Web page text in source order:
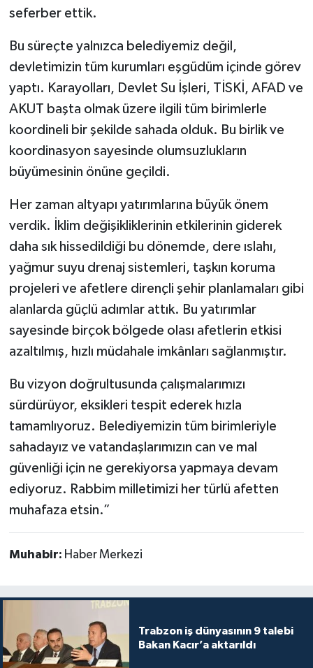
seferber ettik.
Bu süreçte yalnızca belediyemiz değil,
devletimizin tüm kurumları eşgüdüm içinde görev
yaptı. Karayolları, Devlet Su İşleri, TİSKİ, AFAD ve
AKUT başta olmak üzere ilgili tüm birimlerle
koordineli bir şekilde sahada olduk. Bu birlik ve
koordinasyon sayesinde olumsuzlukların
büyümesinin önüne geçildi.
Her zaman altyapı yatırımlarına büyük önem
verdik. İklim değişikliklerinin etkilerinin giderek
daha sık hissedildiği bu dönemde, dere ıslahı,
yağmur suyu drenaj sistemleri, taşkın koruma
projeleri ve afetlere dirençli şehir planlamaları gibi
alanlarda güçlü adımlar attık. Bu yatırımlar
sayesinde birçok bölgede olası afetlerin etkisi
azaltılmış, hızlı müdahale imkânları sağlanmıştır.
Bu vizyon doğrultusunda çalışmalarımızı
sürdürüyor, eksikleri tespit ederek hızla
tamamlıyoruz. Belediyemizin tüm birimleriyle
sahadayız ve vatandaşlarımızın can ve mal
güvenliği için ne gerekiyorsa yapmaya devam
ediyoruz. Rabbim milletimizi her türlü afetten
muhafaza etsin.”
Muhabir: Haber Merkezi
Trabzon iş dünyasının 9 talebi
Bakan Kacır’a aktarıldı